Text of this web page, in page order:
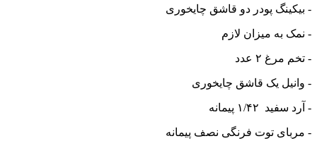
- بیکینگ پودر دو قاشق چایخوری
- نمک به میزان لازم
- تخم مرغ ۲ عدد
- وانیل یک قاشق چایخوری
- آرد سفید ۱/۴۲ پیمانه
- مربای توت فرنگی نصف پیمانه